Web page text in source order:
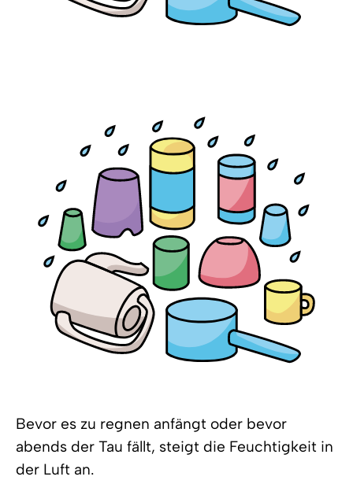
Bevor es zu regnen anfängt oder bevor
abends der Tau fällt, steigt die Feuchtigkeit in
der Luft an.